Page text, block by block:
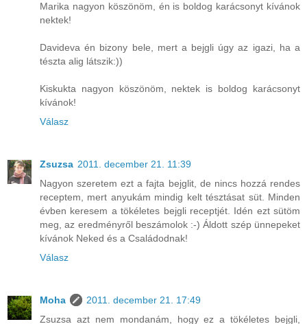
Marika nagyon köszönöm, én is boldog karácsonyt kívánok
nektek!
Davideva én bizony bele, mert a bejgli úgy az igazi, ha a
tészta alig látszik:))
Kiskukta nagyon köszönöm, nektek is boldog karácsonyt
kívánok!
Válasz
Zsuzsa 2011. december 21. 11:39
Nagyon szeretem ezt a fajta bejglit, de nincs hozzá rendes
receptem, mert anyukám mindig kelt tésztásat süt. Minden
évben keresem a tökéletes bejgli receptjét. Idén ezt sütöm
meg, az eredményről beszámolok :-) Áldott szép ünnepeket
kívánok Neked és a Családodnak!
Válasz
Moha
2011. december 21. 17:49
Zsuzsa azt nem mondanám, hogy ez a tökéletes bejgli,